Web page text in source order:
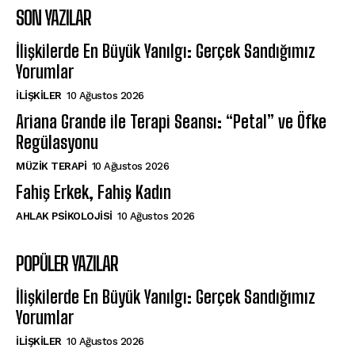
SON YAZILAR
İlişkilerde En Büyük Yanılgı: Gerçek Sandığımız
Yorumlar
İLIŞKILER 10 Ağustos 2026
Ariana Grande ile Terapi Seansı: “Petal” ve Öfke
Regülasyonu
MÜZIK TERAPI 10 Ağustos 2026
Fahiş Erkek, Fahiş Kadın
AHLAK PSIKOLOJISI 10 Ağustos 2026
POPÜLER YAZILAR
İlişkilerde En Büyük Yanılgı: Gerçek Sandığımız
Yorumlar
İLIŞKILER 10 Ağustos 2026